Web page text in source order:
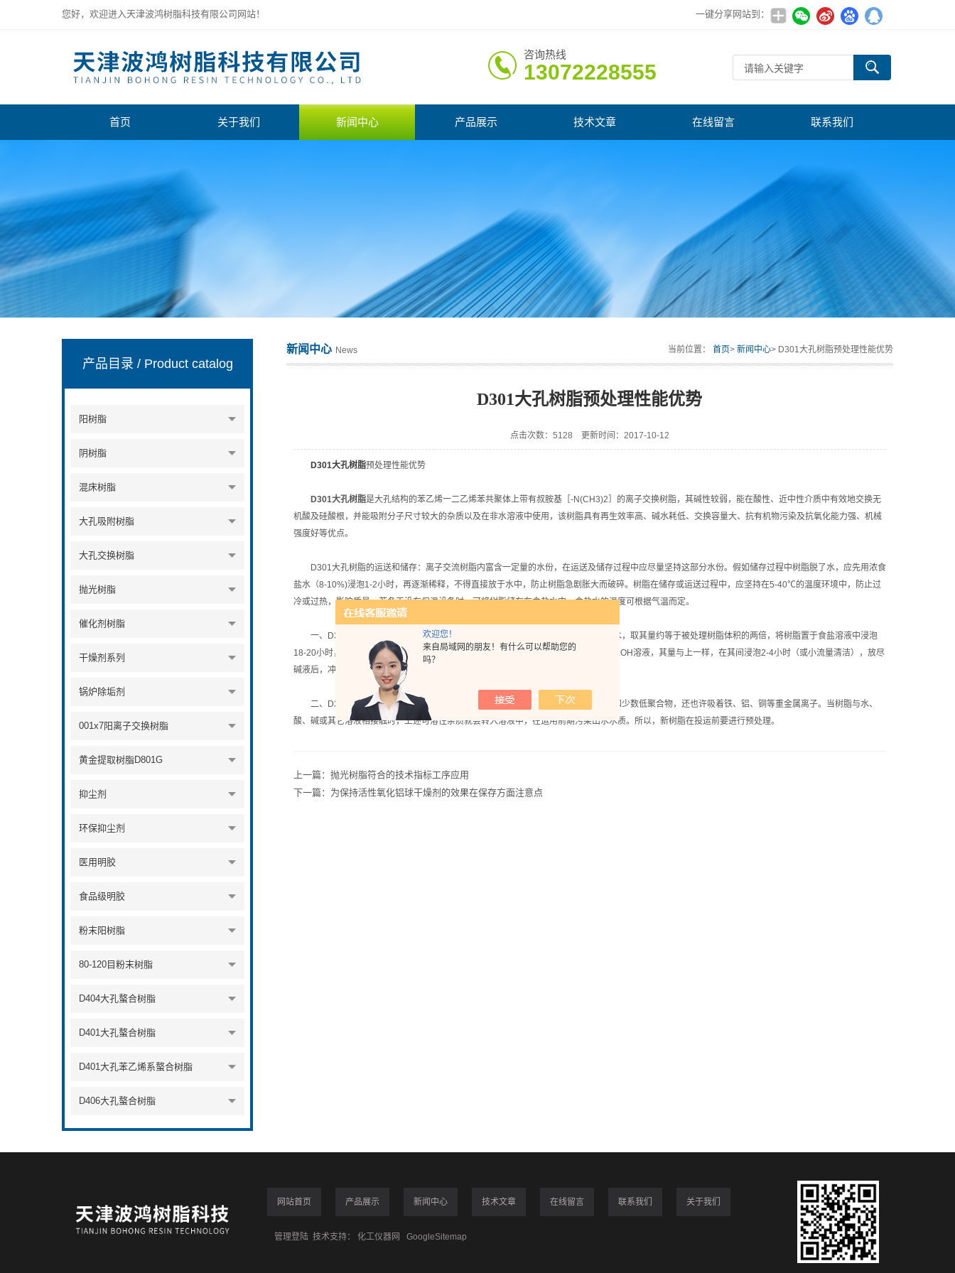
欢迎您！
来自局域网的朋友！有什么可以帮助您的
吗？
您好，欢迎进入天津波鸿树脂科技有限公司网站！ 一键分享网站到：
咨询热线
13072228555
首页 关于我们 新闻中心 产品展示 技术文章 在线留言 联系我们
产品目录 / Product catalog
阳树脂
阴树脂
混床树脂
大孔吸附树脂
大孔交换树脂
抛光树脂
催化剂树脂
干燥剂系列
锅炉除垢剂
001x7阳离子交换树脂
黄金提取树脂D801G
抑尘剂
环保抑尘剂
医用明胶
食品级明胶
粉末阳树脂
80-120目粉末树脂
D404大孔螯合树脂
D401大孔螯合树脂
D401大孔苯乙烯系螯合树脂
D406大孔螯合树脂
新闻中心 News 当前位置： 首页> 新闻中心> D301大孔树脂预处理性能优势
D301大孔树脂预处理性能优势
点击次数：5128 更新时间：2017-10-12
D301大孔树脂预处理性能优势
D301大孔树脂是大孔结构的苯乙烯一二乙烯苯共聚体上带有叔胺基［-N(CH3)2］的离子交换树脂，其碱性较弱，能在酸性、近中性介质中有效地交换无
机酸及硅酸根，并能吸附分子尺寸较大的杂质以及在非水溶液中使用，该树脂具有再生效率高、碱水耗低、交换容量大、抗有机物污染及抗氧化能力强、机械
强度好等优点。
D301大孔树脂的运送和储存：离子交流树脂内富含一定量的水份，在运送及储存过程中应尽量坚持这部分水份。假如储存过程中树脂脱了水，应先用浓食
盐水（8-10%)浸泡1-2小时，再逐渐稀释，不得直接放于水中，防止树脂急剧胀大而破碎。树脂在储存或运送过程中，应坚持在5-40℃的温度环境中，防止过
冷或过热，影响质量。若冬天没有保温设备时，可将树脂储存在食盐水中，食盐水的温度可根据气温而定。
一、D301大孔树脂阳树脂的预处理阳树脂的预处理过程如下：首先运用饱满食盐水，取其量约等于被处理树脂体积的两倍，将树脂置于食盐溶液中浸泡
18-20小时，然后放尽食盐水，用清水漂洗净，使排出水不带黄色；其次再用2%-4%NaOH溶液，其量与上一样，在其间浸泡2-4小时（或小流量清洁），放尽
碱液后，冲刷树脂直至排出水
二、D301大孔树脂新树脂的予处理：新树脂常富含溶剂、未参与聚合反应的物质和少数低聚合物，还也许吸着铁、铝、铜等重金属离子。当树脂与水、
酸、碱或其它溶液相接触时，上述可溶性杂质就会转入溶液中，在运用前期污染出水水质。所以，新树脂在投运前要进行预处理。
上一篇： 抛光树脂符合的技术指标工序应用
下一篇： 为保持活性氧化铝球干燥剂的效果在保存方面注意点
网站首页 产品展示 新闻中心 技术文章 在线留言 联系我们 关于我们
管理登陆 技术支持： 化工仪器网 GoogleSitemap